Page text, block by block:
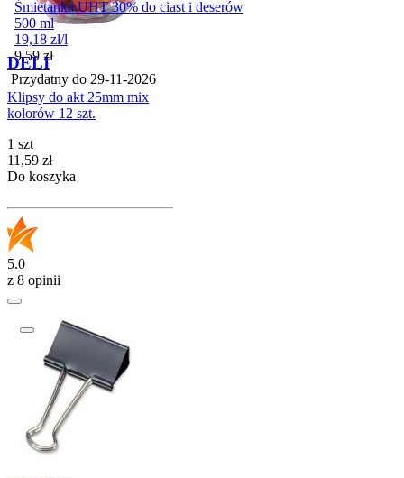
Śmietanka UHT 30% do ciast i deserów
500 ml
19,18 zł/l
Cena
9,59 zł
Przydatny do 29-11-2026
DELI
Klipsy do akt 25mm mix
kolorów 12 szt.
1 szt
Cena
11,59 zł
Do koszyka
5.0
z 8 opinii